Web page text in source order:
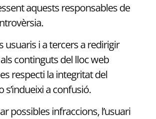
aquests responsables de
usuaris i a tercers a redirigir
continguts del lloc web
respecti la integritat del
s’indueixi a confusió.
possibles infraccions, l’usuari